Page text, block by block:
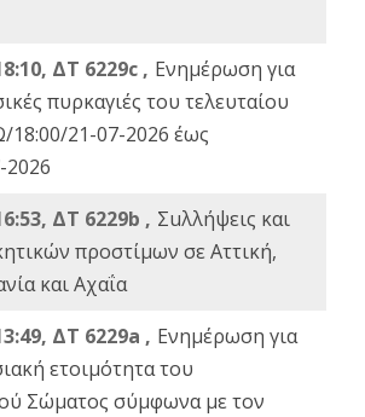
ΔΤ 6229c , Ενημέρωση για
πυρκαγιές του τελευταίου
21-07-2026 έως
ΔΤ 6229b , Σuλλήψεις και
προστίμων σε Αττική,
και Αχαΐα
ΔΤ 6229a , Ενημέρωση για
ετοιμότητα του
Σώματος σύμφωνα με τον